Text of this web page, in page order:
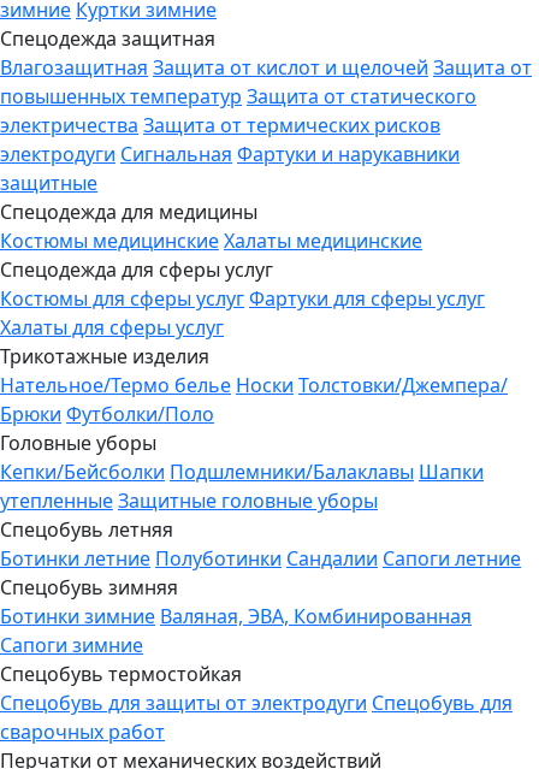
зимние Куртки зимние
Спецодежда защитная
Влагозащитная Защита от кислот и щелочей Защита от
повышенных температур Защита от статического
электричества Защита от термических рисков
электродуги Сигнальная Фартуки и нарукавники
защитные
Спецодежда для медицины
Костюмы медицинскиеХалаты медицинские
Спецодежда для сферы услуг
Костюмы для сферы услугФартуки для сферы услуг
Халаты для сферы услуг
Трикотажные изделия
Нательное/Термо белье Носки Толстовки/Джемпера/
Брюки Футболки/Поло
Головные уборы
Кепки/Бейсболки Подшлемники/Балаклавы Шапки
утепленныеЗащитные головные уборы
Спецобувь летняя
Ботинки летние Полуботинки Сандалии Сапоги летние
Спецобувь зимняя
Ботинки зимние Валяная, ЭВА, Комбинированная
Сапоги зимние
Спецобувь термостойкая
Спецобувь для защиты от электродуги Спецобувь для
сварочных работ
Перчатки от механических воздействий